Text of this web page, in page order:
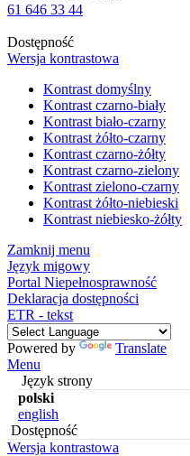
61 646 33 44
Dostępność
Wersja kontrastowa
Kontrast domyślny
Kontrast czarno-biały
Kontrast biało-czarny
Kontrast żółto-czarny
Kontrast czarno-żółty
Kontrast czarno-zielony
Kontrast zielono-czarny
Kontrast żółto-niebieski
Kontrast niebiesko-żółty
Zamknij menu
Język migowy
Portal Niepełnosprawność
Deklaracja dostępności
ETR - tekst
Powered by
Translate
Menu
Język strony
polski
english
Dostępność
Wersja kontrastowa